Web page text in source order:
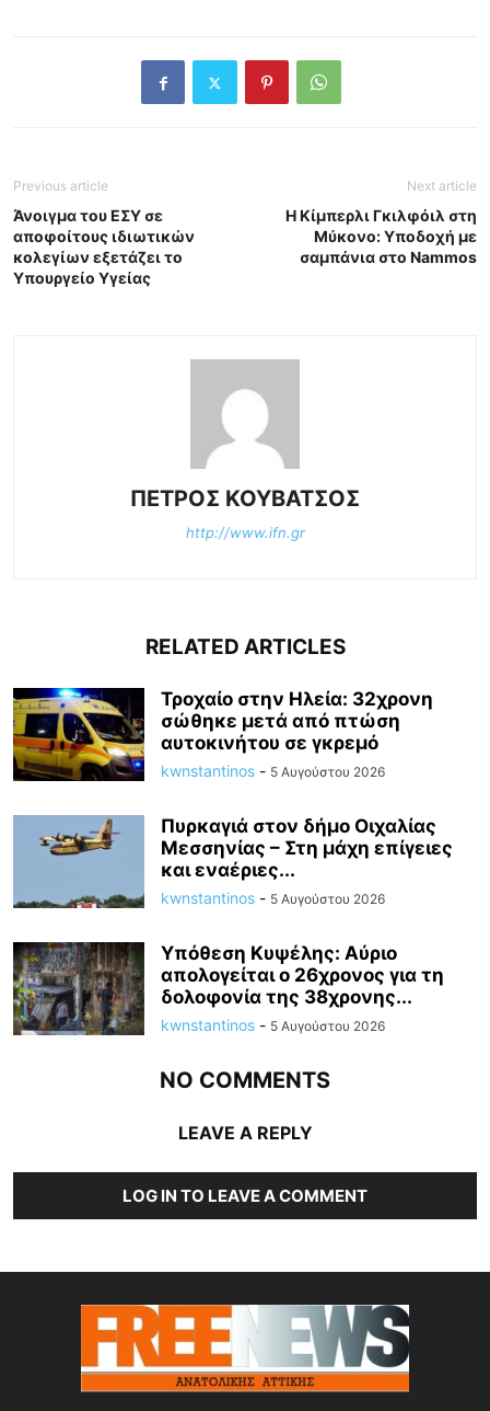
Previous article
Άνοιγμα του ΕΣΥ σε
αποφοίτους ιδιωτικών
κολεγίων εξετάζει το
Υπουργείο Υγείας
Next article
Η Κίμπερλι Γκιλφόιλ στη
Μύκονο: Υποδοχή με
σαμπάνια στο Nammos
ΠΕΤΡΟΣ ΚΟΥΒΑΤΣΟΣ
http://www.ifn.gr
RELATED ARTICLES
Τροχαίο στην Ηλεία: 32χρονη
σώθηκε μετά από πτώση
αυτοκινήτου σε γκρεμό
kwnstantinos - 5 Αυγούστου 2026
Πυρκαγιά στον δήμο Οιχαλίας
Μεσσηνίας – Στη μάχη επίγειες
και εναέριες...
kwnstantinos - 5 Αυγούστου 2026
Υπόθεση Κυψέλης: Αύριο
απολογείται ο 26χρονος για τη
δολοφονία της 38χρονης...
kwnstantinos - 5 Αυγούστου 2026
NO COMMENTS
LEAVE A REPLY
LOG IN TO LEAVE A COMMENT